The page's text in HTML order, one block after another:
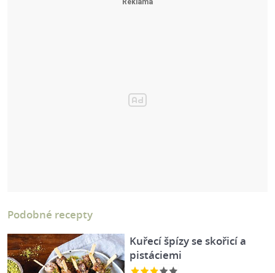
Podobné recepty
Kuřecí špízy se skořicí a
pistáciemi